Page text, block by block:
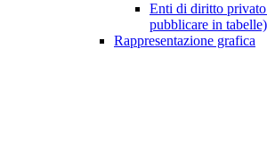
Enti di diritto
pubblicare in tabelle)
Rappresentazione grafica